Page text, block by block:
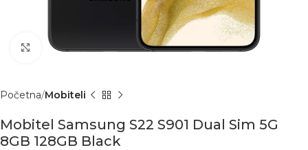
Click to enlarge
Početna Mobiteli
Mobitel Samsung S22 S901 Dual Sim 5G
8GB 128GB Black